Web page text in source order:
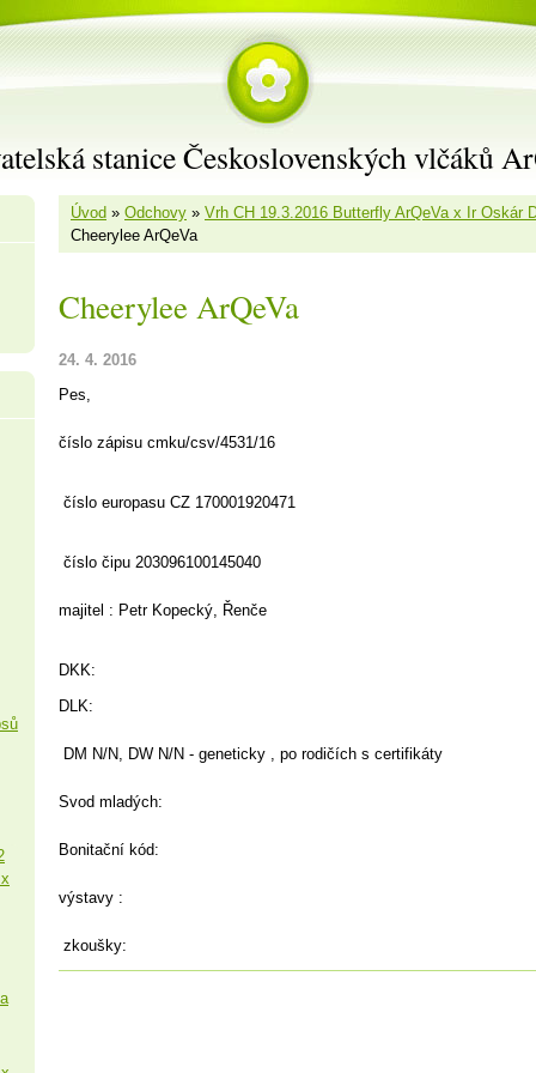
stanice Československých vlčáků
Úvod » Odchovy » Vrh CH 19.3.2016 Butterfly ArQeVa x Ir Oskár
Cheerylee ArQeVa
Cheerylee ArQeVa
24. 4. 2016
Pes,
číslo zápisu cmku/csv/4531/16
číslo europasu CZ 170001920471
číslo čipu 203096100145040
majitel : Petr Kopecký, Řenče
DKK:
DLK:
DM N/N, DW N/N - geneticky , po rodičích s certifikáty
Svod mladých:
Bonitační kód:
výstavy :
zkoušky: